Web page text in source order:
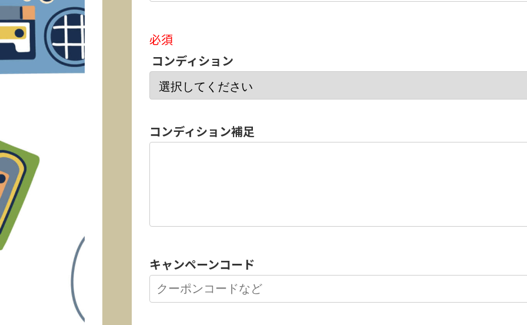
必須
コンディション
コンディション補足
キャンペーンコード